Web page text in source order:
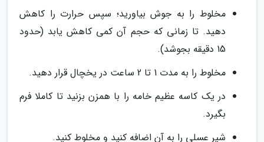
مخلوط را به جوش بیاورید؛ سپس حرارت را کاهش
دهید. تا زمانی که حجم آن کمی کاهش یابد (حدود
15 دقیقه بجوشد).
مخلوط را به مدت 1 تا 2 ساعت در یخچال قرار دهید.
در یک کاسه عظیم خامه را با همزن بزنید تا کاملا فرم
بگیرد.
شیر عسلی را به آن اضافه کنید و مخلوط کنید.